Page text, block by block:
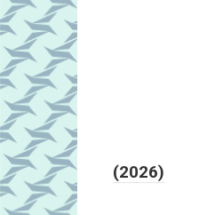
(2026)